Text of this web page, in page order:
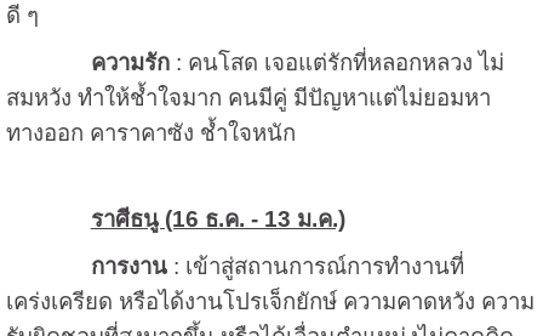
ดี ๆ
ความรัก: คนโสด เจอแต่รักที่หลอกหลวง ไม่
สมหวัง ทำให้ช้ำใจมาก คนมีคู่ มีปัญหาแต่ไม่ยอมหา
ทางออก คาราคาซัง ช้ำใจหนัก
ราศีธนู (16 ธ.ค. - 13 ม.ค.)
การงาน: เข้าสู่สถานการณ์การทำงานที่
เคร่งเครียด หรือได้งานโปรเจ็กยักษ์ ความคาดหวัง ความ